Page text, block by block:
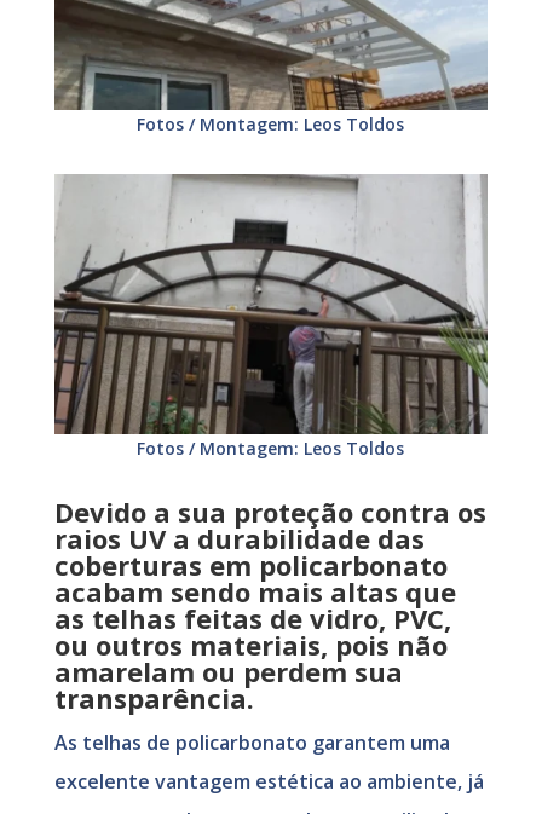
Fotos / Montagem: Leos Toldos
Fotos / Montagem: Leos Toldos
Devido a sua proteção contra os
raios UV a durabilidade das
coberturas em policarbonato
acabam sendo mais altas que
as telhas feitas de vidro, PVC,
ou outros materiais, pois não
amarelam ou perdem sua
transparência.
As telhas de policarbonato garantem uma
excelente vantagem estética ao ambiente, já